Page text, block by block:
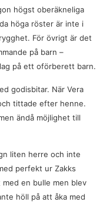
högst oberäkneliga
höga röster är inte i
För övrigt är det
på barn –
på ett oförberett barn.
godisbitar. När Vera
tittade efter henne.
ändå möjlighet till
liten herre och inte
perfekt ur Zakks
en bulle men blev
höll på att åka med